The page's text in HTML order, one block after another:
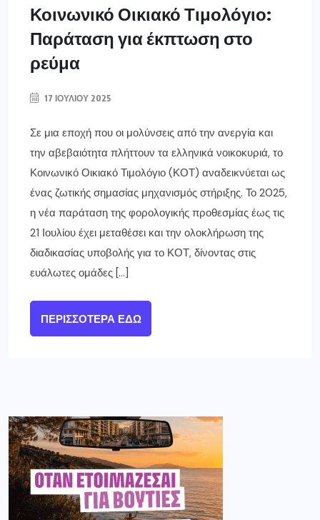
Κοινωνικό Οικιακό Τιμολόγιο:
Παράταση για έκπτωση στο
ρεύμα
17 ΙΟΥΛΊΟΥ 2025
Σε μια εποχή που οι μολύνσεις από την ανεργία και
την αβεβαιότητα πλήττουν τα ελληνικά νοικοκυριά, το
Κοινωνικό Οικιακό Τιμολόγιο (ΚΟΤ) αναδεικνύεται ως
ένας ζωτικής σημασίας μηχανισμός στήριξης. Το 2025,
η νέα παράταση της φορολογικής προθεσμίας έως τις
21 Ιουλίου έχει μεταθέσει και την ολοκλήρωση της
διαδικασίας υποβολής για το ΚΟΤ, δίνοντας στις
ευάλωτες ομάδες […]
ΠΕΡΙΣΣΌΤΕΡΑ ΕΔΏ